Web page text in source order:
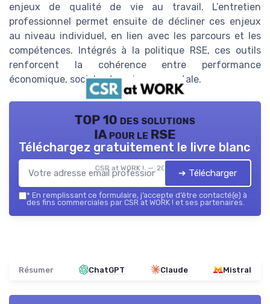
enjeux de qualité de vie au travail. L’entretien
professionnel permet ensuite de décliner ces enjeux
au niveau individuel, en lien avec les parcours et les
compétences. Intégrés à la politique RSE, ces outils
renforcent la cohérence entre performance
économique, sociale et environnementale.
TOP 10 des solutions
IA pour le RSE
CSR at WORK ! — 2026
Téléchargez gratuitement le livre blanc
➔ Télécharger
* En remplissant ce formulaire, j’accepte d’être contacté(e) à
des fins commerciales par CSR at WORK ! et ses partenaires.
Résumer ChatGPT Claude Mistral